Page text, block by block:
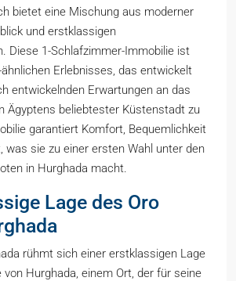
bietet eine Mischung aus moderner
und erstklassigen
Diese 1-Schlafzimmer-Immobilie ist
Erlebnisses, das entwickelt
entwickelnden Erwartungen an das
Ägyptens beliebtester Küstenstadt zu
garantiert Komfort, Bequemlichkeit
was sie zu einer ersten Wahl unter den
in Hurghada macht.
Lage des Oro
rühmt sich einer erstklassigen Lage
Hurghada, einem Ort, der für seine